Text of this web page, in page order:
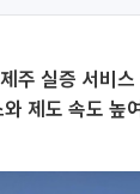
주 실증 서비스
제도 속도 높